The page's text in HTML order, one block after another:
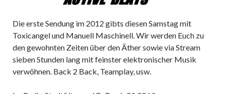
Die erste Sendung im 2012 gibts diesen Samstag mit
Toxicangel und Manuell Maschinell. Wir werden Euch zu
den gewohnten Zeiten über den Äther sowie via Stream
sieben Stunden lang mit feinster elektronischer Musik
verwöhnen. Back 2 Back, Teamplay, usw.